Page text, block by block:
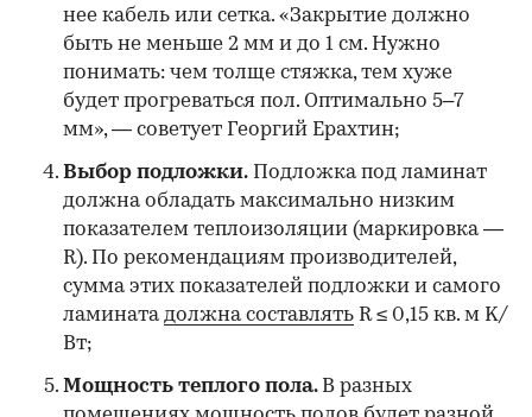
нее кабель или сетка. «Закрытие должно
быть не меньше 2 мм и до 1 см. Нужно
понимать: чем толще стяжка, тем хуже
будет прогреваться пол. Оптимально 5–7
мм», — советует Георгий Ерахтин;
Выбор подложки. Подложка под ламинат
должна обладать максимально низким
показателем теплоизоляции (маркировка —
R). По рекомендациям производителей,
сумма этих показателей подложки и самого
ламинатадолжна составлять R ≤ 0,15 кв. м K/
Вт;
Мощность теплого пола. В разных